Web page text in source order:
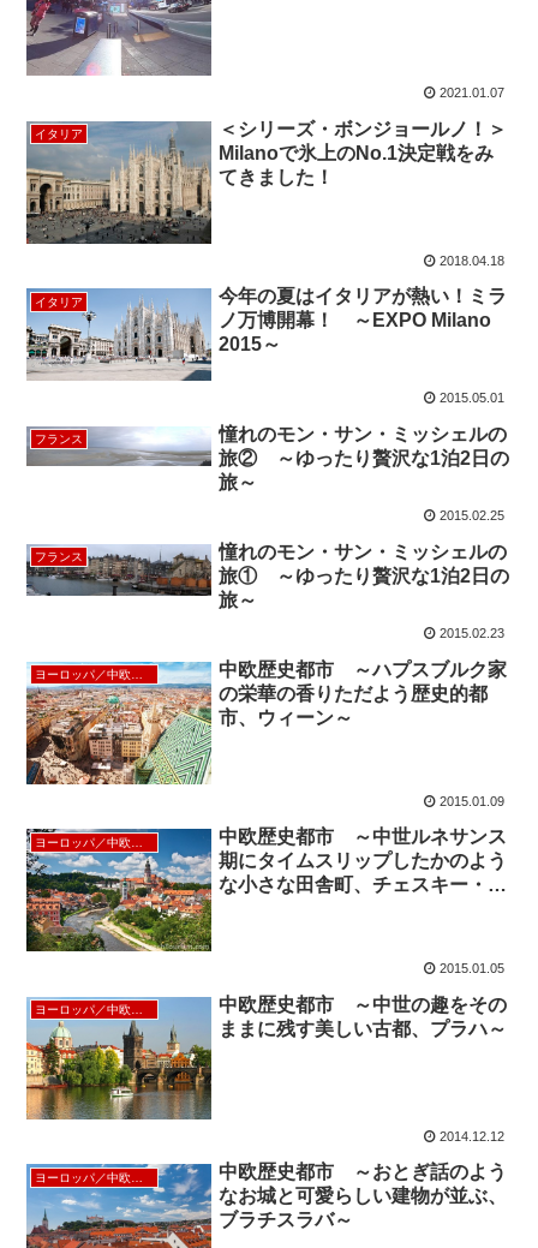
2021.01.07
イタリア
＜シリーズ・ボンジョールノ！＞
Milanoで氷上のNo.1決定戦をみ
てきました！
2018.04.18
イタリア
今年の夏はイタリアが熱い！ミラ
ノ万博開幕！ ～EXPO Milano
2015～
2015.05.01
フランス
憧れのモン・サン・ミッシェルの
旅② ～ゆったり贅沢な1泊2日の
旅～
2015.02.25
フランス
憧れのモン・サン・ミッシェルの
旅① ～ゆったり贅沢な1泊2日の
旅～
2015.02.23
中欧歴史都市 ～ハプスブルク家
の栄華の香りただよう歴史的都
市、ウィーン～
2015.01.09
中欧歴史都市 ～中世ルネサンス
期にタイムスリップしたかのよう
な小さな田舎町、チェスキー・ク
2015.01.05
中欧歴史都市 ～中世の趣をその
ままに残す美しい古都、プラハ～
2014.12.12
中欧歴史都市 ～おとぎ話のよう
なお城と可愛らしい建物が並ぶ、
ブラチスラバ～